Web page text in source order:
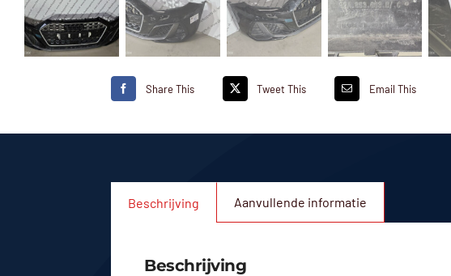
Share This Tweet This Email This
Beschrijving Aanvullende informatie
Beschrijving